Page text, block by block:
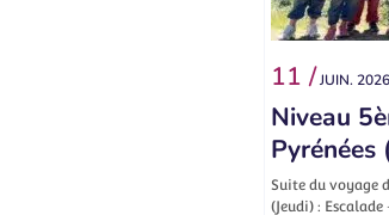
11 /JUIN. 2026
Niveau
Pyrénées
Suite du voyage
(Jeudi) :